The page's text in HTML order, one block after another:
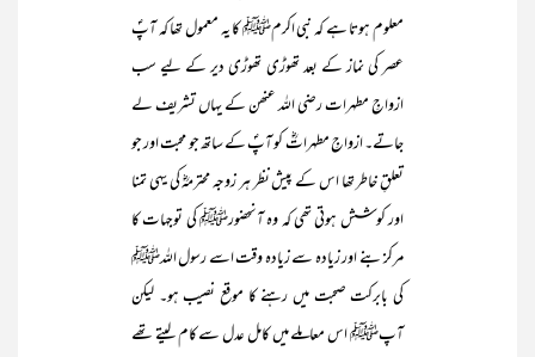
معلوم ہوتا ہے کہ نبی اکرمﷺ کا یہ معمول تھا کہ آپؐ
عصر کی نماز کے بعد تھوڑی تھوڑی دیر کے لیے سب
ازواجِ مطہرات رضی اللہ عنھن کے یہاں تشریف لے
جاتے۔ ازواجِ مطہراتؓ کو آپؐ کے ساتھ جو محبت اور جو
تعلقِ خاطر تھا اس کے پیش نظر ہر زوجہ محترمہؓ کی یہی تمنا
اور کوشش ہوتی تھی کہ وہ آنحضورﷺ کی توجہات کا
مرکز بنے اور زیادہ سے زیادہ وقت اسے رسول اللہﷺ
کی بابرکت صحبت میں رہنے کا موقع نصیب ہو۔ لیکن
آپﷺ اس معاملے میں کامل عدل سے کام لیتے تھے